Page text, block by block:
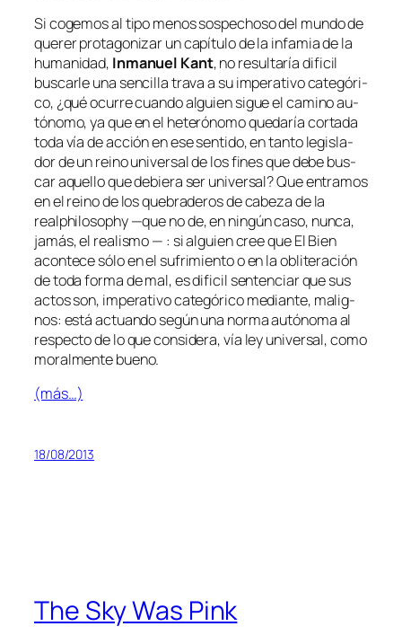
Si co­ge­mos al ti­po me­nos sos­pe­cho­so del mun­do de
que­rer pro­ta­go­ni­zar un ca­pí­tu­lo de la in­fa­mia de la
hu­ma­ni­dad, Inmanuel Kant, no re­sul­ta­ría di­fi­cil
bus­car­le una sen­ci­lla tra­va a su im­pe­ra­ti­vo ca­te­gó­ri­
co, ¿qué ocu­rre cuan­do al­guien si­gue el ca­mino au­
tó­no­mo, ya que en el he­te­ró­no­mo que­da­ría cor­ta­da
to­da vía de ac­ción en ese sen­ti­do, en tan­to le­gis­la­
dor de un rei­no uni­ver­sal de los fi­nes que de­be bus­
car aque­llo que de­bie­ra ser uni­ver­sal? Que en­tra­mos
en el rei­no de los que­bra­de­ros de ca­be­za de la
realphi­lo­sophy—que no de, en nin­gún ca­so, nun­ca,
ja­más, el rea­lis­mo — : si al­guien cree que El Bien
acon­te­ce só­lo en el su­fri­mien­to o en la obli­te­ra­ción
de to­da for­ma de mal, es di­fi­cil sen­ten­ciar que sus
ac­tos son, im­pe­ra­ti­vo ca­te­gó­ri­co me­dian­te, ma­lig­
nos: es­tá ac­tuan­do se­gún una nor­ma au­tó­no­ma al
res­pec­to de lo que con­si­de­ra, vía ley uni­ver­sal, co­mo
mo­ral­men­te bueno.
(más…)
18/08/2013
The Sky Was Pink